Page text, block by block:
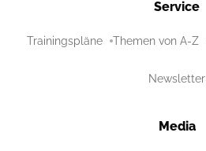
Service
Trainingspläne Themen von A-Z
Newsletter
Media